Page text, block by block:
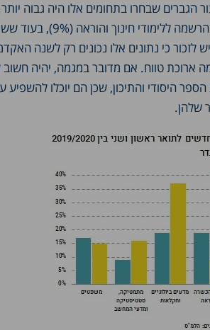
שבחרו בתחומים אלו היה גבוה יותר.
לציין שהעלייה המתונה ביותר בקרב נשים הייתה בהרשמה ללימודי
זה עלה ב-19%. עם זאת יש לזכור כי נתונים אלו נכונים רק לשנה
ארוכת טווח. אם מדובר במגמה, יהיה חשוב
היסודי והתיכון, שכן הם יוכלו להשפיע
שלהן.